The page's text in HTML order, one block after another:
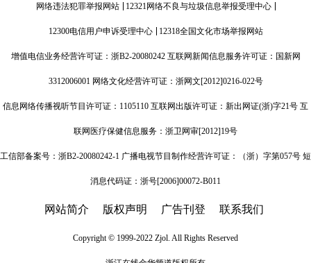
网络违法犯罪举报网站 12321网络不良与垃圾信息举报受理中心
12300电信用户申诉受理中心 12318全国文化市场举报网站
增值电信业务经营许可证： 浙B2-20080242互联网新闻信息服务许可证：国新网
3312006001 网络文化经营许可证：浙网文[2012]0216-022号
信息网络传播视听节目许可证：1105110 互联网出版许可证：新出网证(浙)字21号 互
联网医疗保健信息服务：浙卫网审[2012]19号
工信部备案号：浙B2-20080242-1 广播电视节目制作经营许可证：（浙）字第057号 短
消息代码证：浙号[2006]00072-B011
网站简介 版权声明 广告刊登 联系我们
Copyright © 1999-2022 Zjol. All Rights Reserved